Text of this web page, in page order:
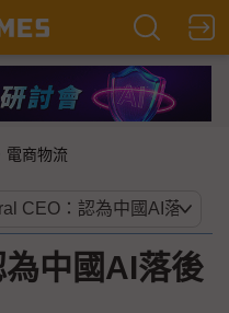
電商物流
中國AI落後